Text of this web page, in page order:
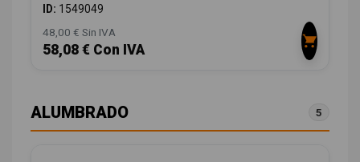
ID: 1549049
48,00 € Sin IVA
58,08 € Con IVA
ALUMBRADO 5